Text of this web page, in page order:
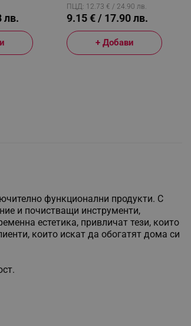
лв.
ПЦД: 12.73 € / 24.90 лв.
9.15 € / 17.90 лв.
+ Добави
функционални продукти. С
и почистващи инструменти,
естетика, привличат тези, които
които искат да обогатят дома си